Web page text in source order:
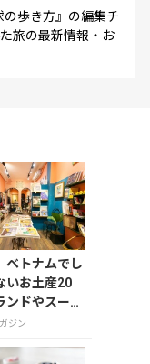
歩き方』の編集チ
旅の最新情報・お
ベトナムでし
いお土産20
ンドやスーパ
子や雑貨まで
ジン